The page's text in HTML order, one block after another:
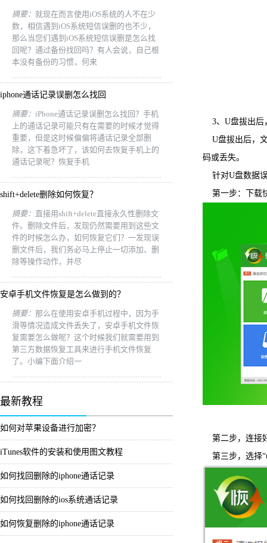
摘要： 就现在而言使用iOS系统的人不在少
数，相信遇到iOS系统短信误删的也不少，
那么当您们遇到iOS系统短信误删是怎么找
回呢？通过备份找回吗？有人会说，自己根
本没有备份的习惯，何来
iphone通话记录误删怎么找回
摘要： iPhone通话记录误删怎么找回？手机
上的通话记录可能只有在需要的时候才觉得
重要，但是这时候偏偏将通话记录全部删
除，这下着急坏了，该如何去恢复手机上的
通话记录呢？恢复手机
shift+delete删除如何恢复？
摘要： 直接用shift+delete直接永久性删除文
件。删除文件后，发现仍然需要用到这些文
件的时候怎么办，如何恢复它们？一发现误
删文件后，我们务必马上停止一切添加、删
除等操作动作，并尽
安卓手机文件恢复是怎么做到的？
摘要： 那么在使用安卓手机过程中，因为手
滑等情况造成文件丢失了，安卓手机文件恢
复需要怎么做呢？这个时候我们就需要用到
第三方数据恢复工具来进行手机文件恢复
了。小编下面介绍一
最新教程
如何对苹果设备进行加密？
iTunes软件的安装和使用图文教程
如何找回删除的iphone通话记录
如何找回删除的ios系统通话记录
如何恢复删除的iphone通话记录
3、U盘拔出后
U盘拔出后，文
码或丢失。
针对U盘数据误
第一步：下载
第二步，连接
第三步，选择